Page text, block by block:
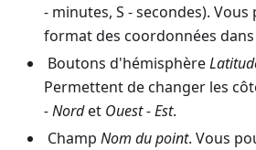
- minutes, S - secondes).
format des coordonnées
Boutons d'hémisphère
Permettent de changer les
- Nordet Ouest - Est.
Champ Nom du point. Vous